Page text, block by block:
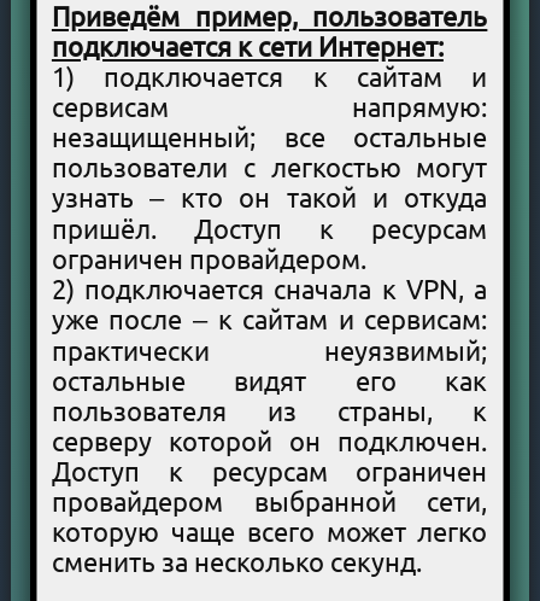
Приведём пример, пользователь
подключается к сети Интернет:
1) подключается к сайтам и
сервисам напрямую:
незащищенный; все остальные
пользователи с легкостью могут
узнать – кто он такой и откуда
пришёл. Доступ к ресурсам
ограничен провайдером.
2) подключается сначала к VPN, а
уже после – к сайтам и сервисам:
практически неуязвимый;
остальные видят его как
пользователя из страны, к
серверу которой он подключен.
Доступ к ресурсам ограничен
провайдером выбранной сети,
которую чаще всего может легко
сменить за несколько секунд.